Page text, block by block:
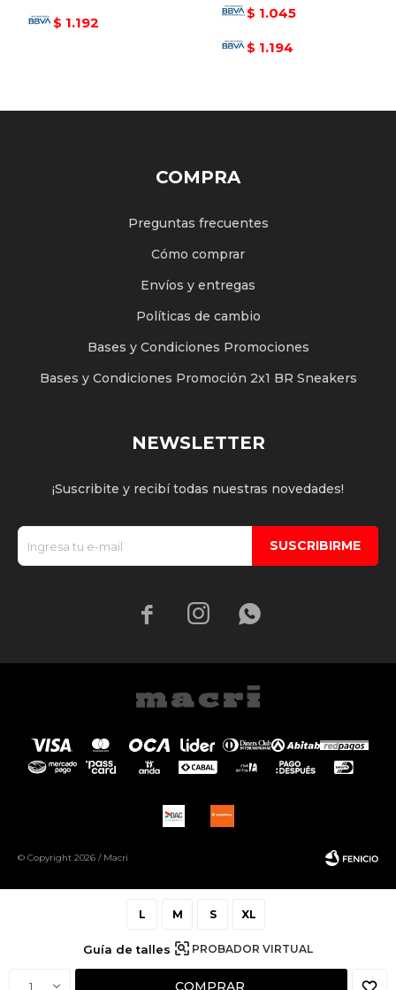
L M S XL
Guía de talles PROBADOR VIRTUAL
1 COMPRAR
$ 1.192
$ 1.045
$ 1.194
COMPRA
Preguntas frecuentes
Cómo comprar
Envíos y entregas
Políticas de cambio
Bases y Condiciones Promociones
Bases y Condiciones Promoción 2x1 BR Sneakers
NEWSLETTER
¡Suscribite y recibí todas nuestras novedades!
SUSCRIBIRME
  
© Copyright 2026 / Macri